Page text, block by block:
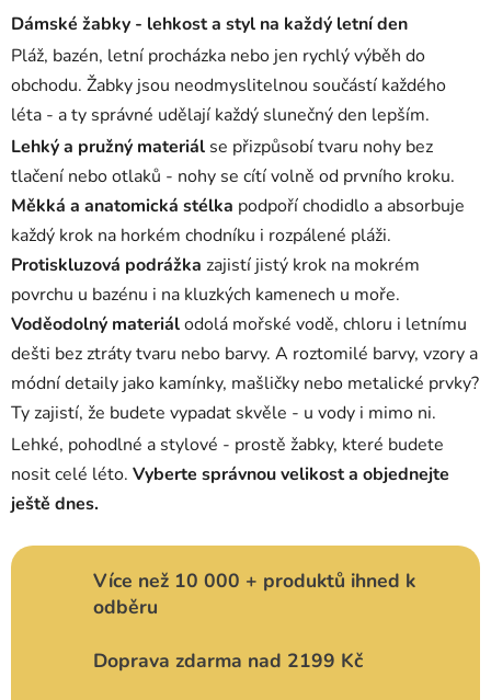
l
á
d
a
c
í
p
r
v
k
y
v
ý
p
i
s
u
Dámské žabky - lehkost a styl na každý letní den
Pláž, bazén, letní procházka nebo jen rychlý výběh do
obchodu. Žabky jsou neodmyslitelnou součástí každého
léta - a ty správné udělají každý slunečný den lepším.
Lehký a pružný materiál se přizpůsobí tvaru nohy bez
tlačení nebo otlaků - nohy se cítí volně od prvního kroku.
Měkká a anatomická stélka podpoří chodidlo a absorbuje
každý krok na horkém chodníku i rozpálené pláži.
Protiskluzová podrážka zajistí jistý krok na mokrém
povrchu u bazénu i na kluzkých kamenech u moře.
Voděodolný materiálodolá mořské vodě, chloru i letnímu
dešti bez ztráty tvaru nebo barvy. A roztomilé barvy, vzory a
módní detaily jako kamínky, mašličky nebo metalické prvky?
Ty zajistí, že budete vypadat skvěle - u vody i mimo ni.
Lehké, pohodlné a stylové - prostě žabky, které budete
nosit celé léto. Vyberte správnou velikost a objednejte
ještě dnes.
Více než 10 000 + produktů ihned k
odběru
Doprava zdarma nad 2199 Kč